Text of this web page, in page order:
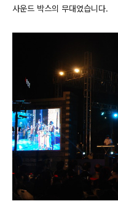
사운드 박스의 무대였습니다.